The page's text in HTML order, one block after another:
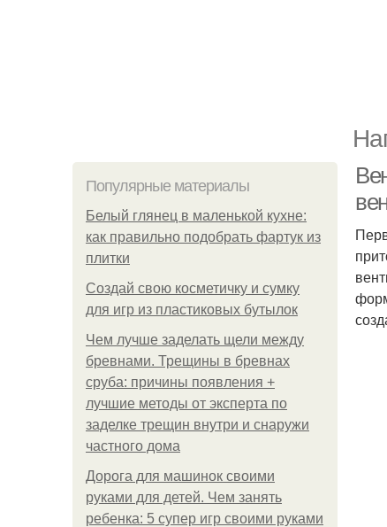
Популярные материалы
Белый глянец в маленькой кухне:
как правильно подобрать фартук из
плитки
Создай свою косметичку и сумку
для игр из пластиковых бутылок
Чем лучше заделать щели между
бревнами. Трещины в бревнах
сруба: причины появления +
лучшие методы от эксперта по
заделке трещин внутри и снаружи
частного дома
Дорога для машинок своими
руками для детей. Чем занять
ребенка: 5 супер игр своими руками